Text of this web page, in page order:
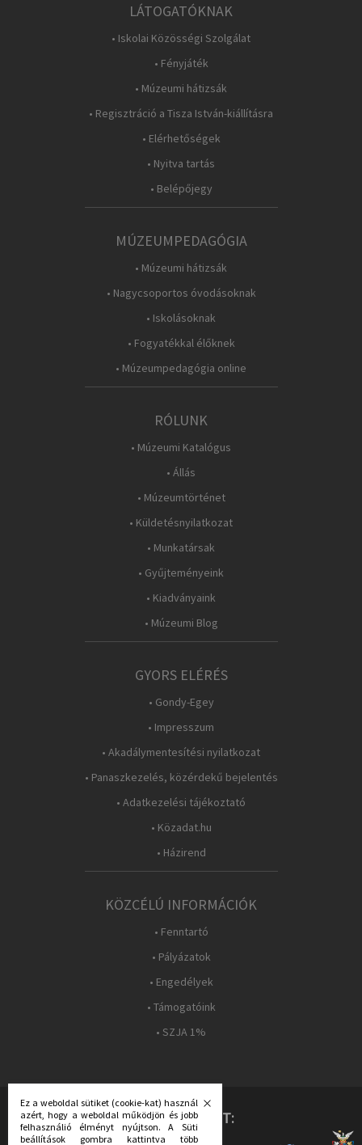
LÁTOGATÓKNAK
• Iskolai Közösségi Szolgálat
• Fényjáték
• Múzeumi hátizsák
• Regisztráció a Tisza István-kiállításra
• Elérhetőségek
• Nyitva tartás
• Belépőjegy
MÚZEUMPEDAGÓGIA
• Múzeumi hátizsák
• Nagycsoportos óvodásoknak
• Iskolásoknak
• Fogyatékkal élőknek
• Múzeumpedagógia online
RÓLUNK
• Múzeumi Katalógus
• Állás
• Múzeumtörténet
• Küldetésnyilatkozat
• Munkatársak
• Gyűjteményeink
• Kiadványaink
• Múzeumi Blog
GYORS ELÉRÉS
• Gondy-Egey
• Impresszum
• Akadálymentesítési nyilatkozat
• Panaszkezelés, közérdekű bejelentés
• Adatkezelési tájékoztató
• Közadat.hu
• Házirend
KÖZCÉLÚ INFORMÁCIÓK
• Fenntartó
• Pályázatok
• Engedélyek
• Támogatóink
• SZJA 1%
KÖVESS MINKET:
Ez a weboldal sütiket (cookie-kat) használ
azért, hogy a weboldal működjön és jobb
felhasználió élményt nyújtson. A Süti
beállítások gombra kattintva több